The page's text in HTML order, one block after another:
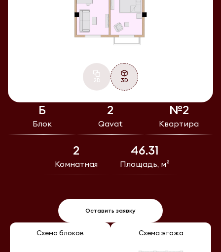
Б
Блок
2
Qavat
№2
Квартира
2
Комнатная
46.31
Площадь, м²
Оставить заявку
2D 3D
Схема блоков Схема этажа